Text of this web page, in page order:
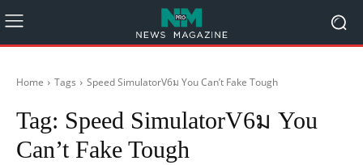
Home Tags Speed SimulatorV6ม You Can’t Fake Tough
Tag: Speed SimulatorV6ม You
Can’t Fake Tough